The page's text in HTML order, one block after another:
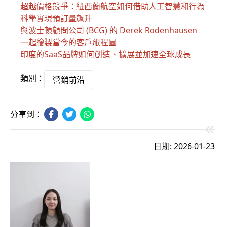
超越價格競爭：紐西蘭航空如何借助人工智慧和行為
科學實現預訂量飆升
與波士頓顧問公司 (BCG) 的 Derek Rodenhausen
一起繪製當今的客戶旅程圖
印度的SaaS品牌如何創造、擴展並加速全球成長
類別： 營銷前沿
分享到：
日期: 2026-01-23